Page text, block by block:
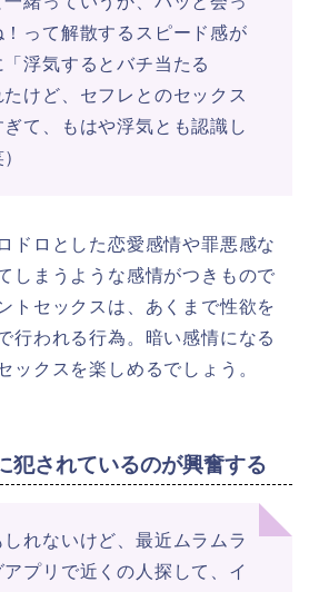
って解散するスピード感が
浮気するとバチ当たる
けど、セフレとのセックス
て、もはや浮気とも認識し
ドロとした恋愛感情や罪悪感な
しまうような感情がつきもので
トセックスは、あくまで性欲を
行われる行為。暗い感情になる
ックスを楽しめるでしょう。
犯されているのが興奮する
れないけど、最近ムラムラ
プリで近くの人探して、イ